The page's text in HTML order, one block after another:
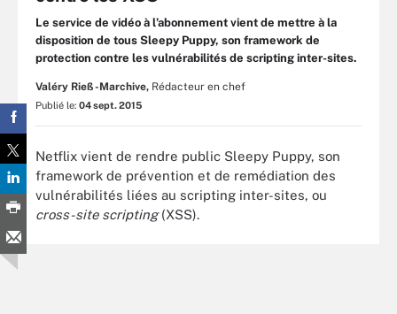
Le service de vidéo à l’abonnement vient de mettre à la
disposition de tous Sleepy Puppy, son framework de
protection contre les vulnérabilités de scripting inter-sites.
Valéry Rieß-Marchive, Rédacteur en chef
Publié le: 04 sept. 2015
Netflix vient de rendre public Sleepy Puppy, son
framework de prévention et de remédiation des
vulnérabilités liées au scripting inter-sites, ou
cross-site scripting(XSS).